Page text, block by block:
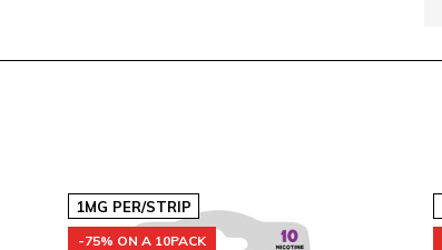
1MG PER/STRIP
-75% ON A 10PACK